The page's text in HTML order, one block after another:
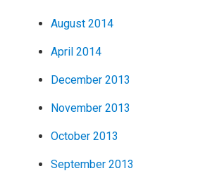
August 2014
April 2014
December 2013
November 2013
October 2013
September 2013